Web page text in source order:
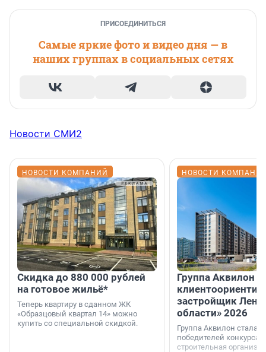
ПРИСОЕДИНИТЬСЯ
Самые яркие фото и видео дня — в
наших группах в социальных сетях
Новости СМИ2
НОВОСТИ КОМПАНИЙ
Скидка до 880 000 рублей
на готовое жильё*
Теперь квартиру в сданном ЖК
«Образцовый квартал 14» можно
купить со специальной скидкой.
НОВОСТИ
Группа Аквилон
застройщик
области» 2026
Группа Аквилон стала
победителей конкурса
строительная